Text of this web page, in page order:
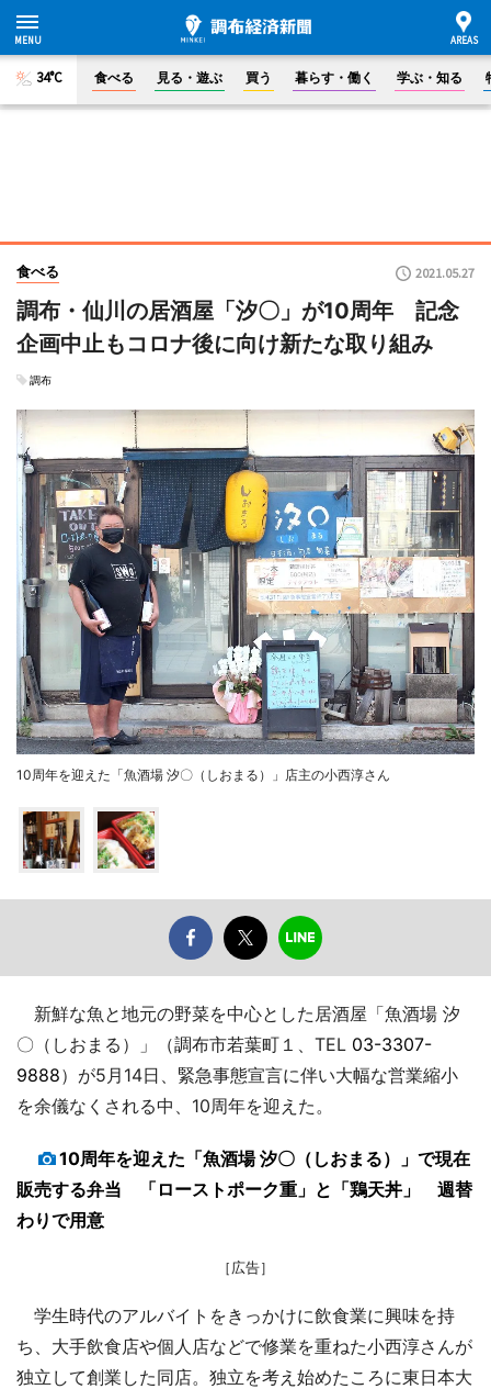
34°C 食べる 見る・遊ぶ 買う 暮らす・働く 学ぶ・知る
食べる 2021.05.27
調布・仙川の居酒屋「汐〇」が10周年 記念
企画中止もコロナ後に向け新たな取り組み
調布
10周年を迎えた「魚酒場 汐〇（しおまる）」店主の小西淳さん
新鮮な魚と地元の野菜を中心とした居酒屋「魚酒場 汐
〇（しおまる）」（調布市若葉町１、TEL 03-3307-
9888）が5月14日、緊急事態宣言に伴い大幅な営業縮小
を余儀なくされる中、10周年を迎えた。
10周年を迎えた「魚酒場 汐〇（しおまる）」で現在
販売する弁当 「ローストポーク重」と「鶏天丼」 週替
わりで用意
［広告］
学生時代のアルバイトをきっかけに飲食業に興味を持
ち、大手飲食店や個人店などで修業を重ねた小西淳さんが
独立して創業した同店。独立を考え始めたころに東日本大